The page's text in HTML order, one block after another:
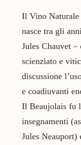
Il Vino Naturale
nasce tra gli
Jules Chauvet
scienziato e
discussione
e coadiuvanti
Il Beaujolais fu
insegnamenti
Jules